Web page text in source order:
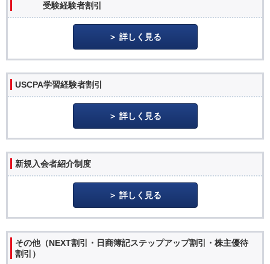
受験経験者割引
詳しく見る
USCPA学習経験者割引
詳しく見る
新規入会者紹介制度
詳しく見る
その他（NEXT割引・日商簿記ステップアップ割引・株主優待
割引）